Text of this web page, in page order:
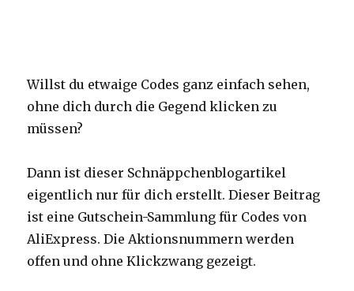
Willst du etwaige Codes ganz einfach sehen,
ohne dich durch die Gegend klicken zu
müssen?
Dann ist dieser Schnäppchenblogartikel
eigentlich nur für dich erstellt. Dieser Beitrag
ist eine Gutschein-Sammlung für Codes von
AliExpress. Die Aktionsnummern werden
offen und ohne Klickzwang gezeigt.